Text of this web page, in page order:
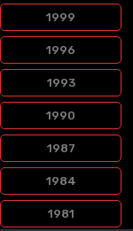
1999
1996
1993
1990
1987
1984
1981